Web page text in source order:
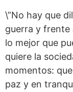
\”No hay que
guerra y frente
lo mejor que
quiere la
momentos:
paz y en